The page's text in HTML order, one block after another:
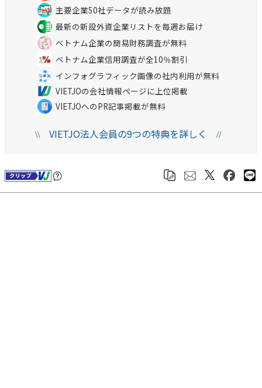
主要企業50社データが読み放題
最新の新設外資企業リストを毎週お届け
ベトナム企業の簡易財務調査が無料
ベトナム企業信用調査が全10％割引
インフォグラフィック画像の社内利用が無料
VIETJOの会社情報ページに上位掲載
VIETJOへのPR記事掲載が無料
\\VIETJO法人会員の9つの特典を詳しく //